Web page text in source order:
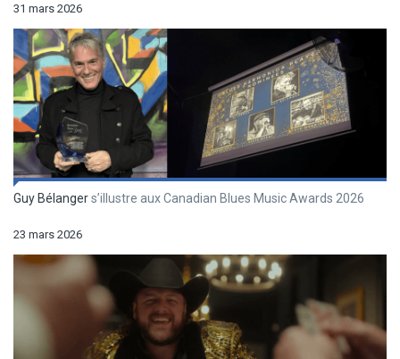
31 mars 2026
Guy Bélangers’illustre aux Canadian Blues Music Awards 2026
23 mars 2026